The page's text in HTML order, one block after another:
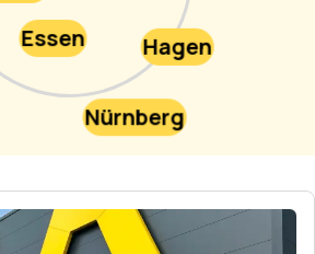
Essen Hagen
Nürnberg